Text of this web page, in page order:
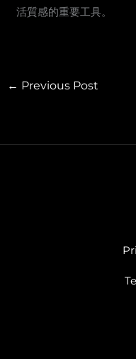
活質感的重要工具。
← Previous Post